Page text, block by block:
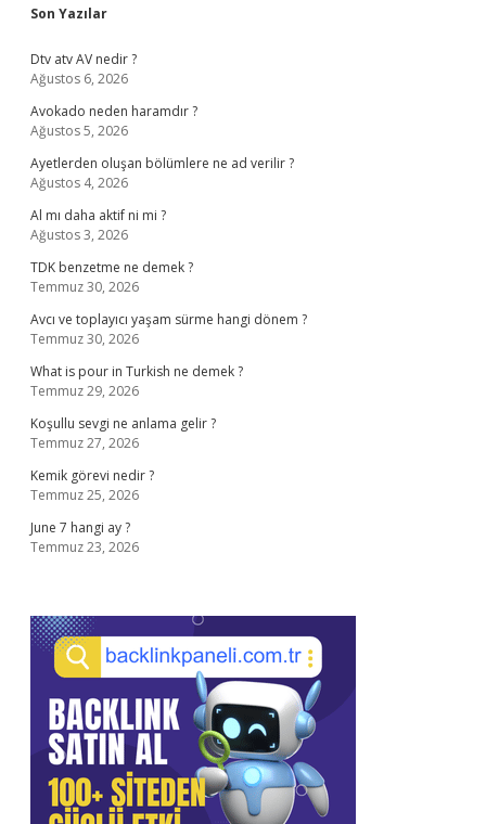
Sidebar
Son Yazılar
Dtv atv AV nedir ?
Ağustos 6, 2026
Avokado neden haramdır ?
Ağustos 5, 2026
Ayetlerden oluşan bölümlere ne ad verilir ?
Ağustos 4, 2026
Al mı daha aktif ni mi ?
Ağustos 3, 2026
TDK benzetme ne demek ?
Temmuz 30, 2026
Avcı ve toplayıcı yaşam sürme hangi dönem ?
Temmuz 30, 2026
What is pour in Turkish ne demek ?
Temmuz 29, 2026
Koşullu sevgi ne anlama gelir ?
Temmuz 27, 2026
Kemik görevi nedir ?
Temmuz 25, 2026
June 7 hangi ay ?
Temmuz 23, 2026